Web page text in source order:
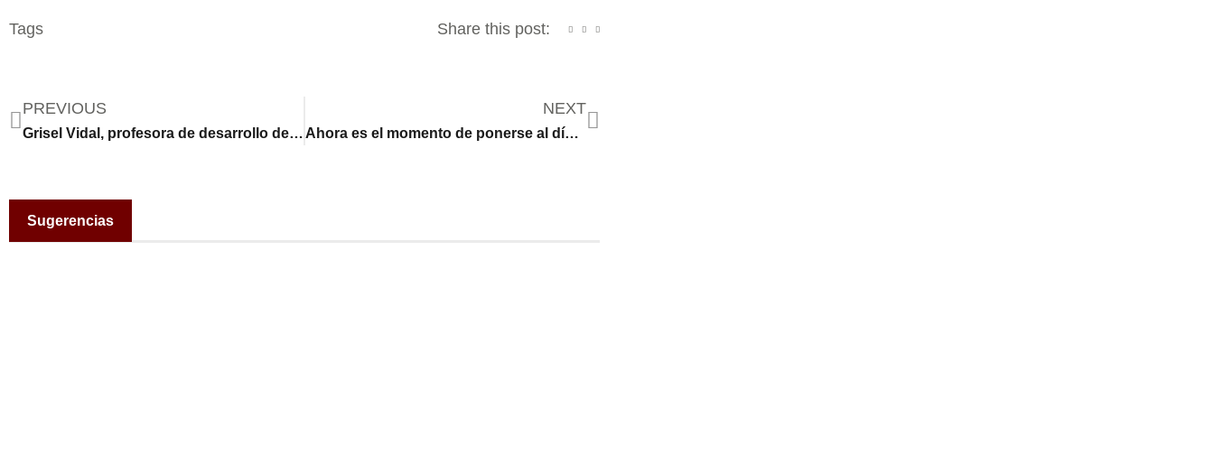
Tags Share this post:
PREVIOUS
Grisel Vidal, profesora de desarrollo del inglés: ‘Me levanté el lunes y pensé que era 2020’
NEXT
Ahora es el momento de ponerse al día con las vacunas para adolescentes
Sugerencias